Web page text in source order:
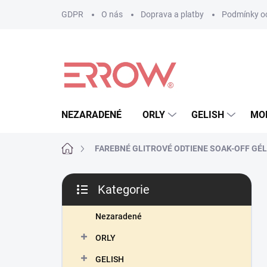
GDPR O nás Doprava a platby Podmínky
NEZARADENÉ ORLY GELISH
Domů FAREBNÉ GLITROVÉ ODTIENE SOAK-OFF
P
s
kategorie
Kategorie
Nezaradené
ORLY
GELISH